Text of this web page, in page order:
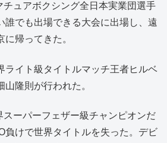
ュアボクシング全日本実業団選手
誰でも出場できる大会に出場し、遠
帰ってきた。
ライト級タイトルマッチ王者ヒルベ
隆則が行われた。
ーパーフェザー級チャンピオンだ
負けで世界タイトルを失った。デビ